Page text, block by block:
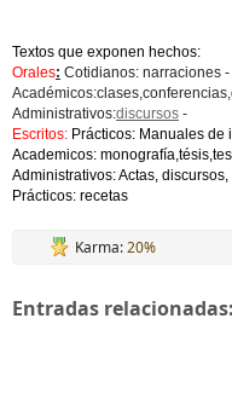
Textos que exponen hechos:
Orales: Cotidianos: narraciones
Administrativos:discursos -
Escritos: Prácticos: Manuales
Academicos:
Administrativos: Actas,
Prácticos: recetas
Karma:20%
Entradas relacionadas: